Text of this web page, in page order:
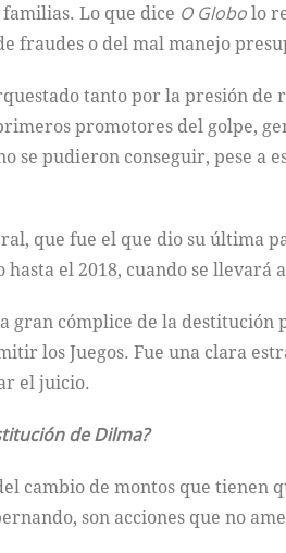
Lo que dice O Globolo
fraudes o del mal manejo
tanto por la presión
promotores del golpe,
se pudieron conseguir, pese a
que fue el que dio su última
el 2018, cuando se llevará
gran cómplice de la
los Juegos. Fue una clara
el juicio.
de Dilma?
cambio de montos que tienen
son acciones que no